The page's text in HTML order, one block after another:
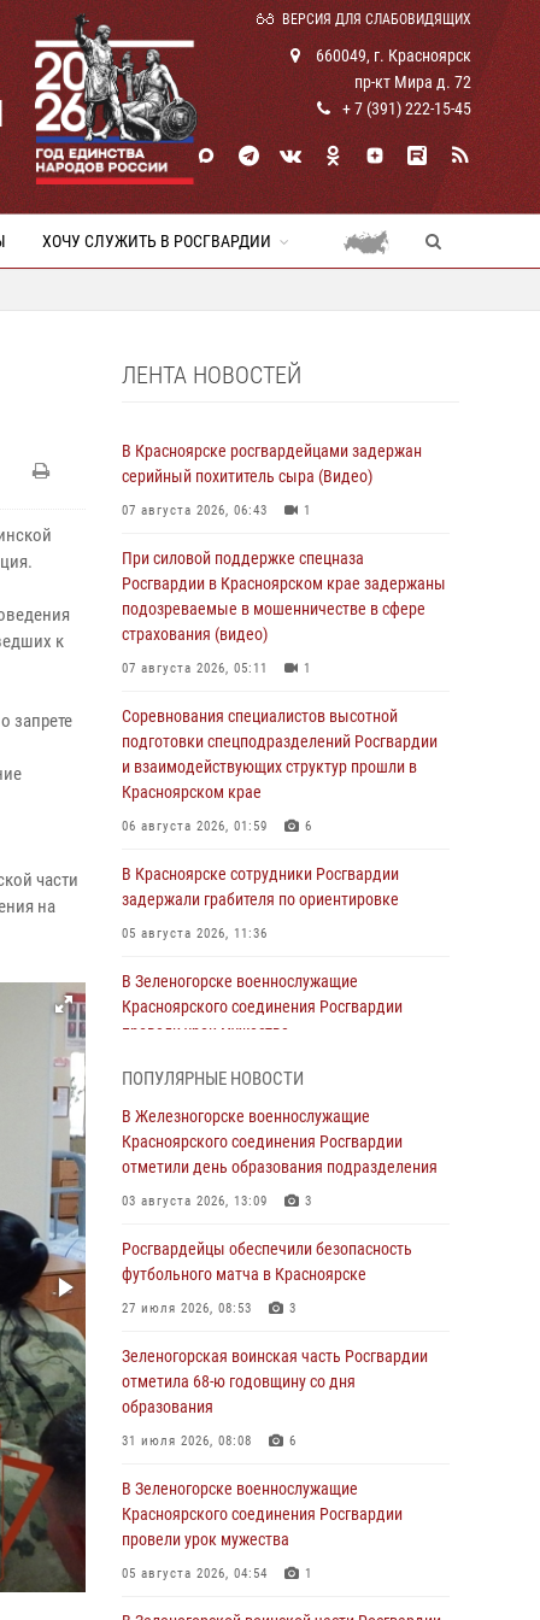
ВЕРСИЯ ДЛЯ СЛАБОВИДЯЩИХ
660049, г. Красноярск
пр-кт Мира д. 72
+ 7 (391) 222-15-45
ХОЧУ СЛУЖИТЬ В РОСГВАРДИИ
к
запрете
части
на
ЛЕНТА НОВОСТЕЙ
В Красноярске росгвардейцами задержан
серийный похититель сыра (Видео)
07 августа 2026, 06:43 1
При силовой поддержке спецназа
Росгвардии в Красноярском крае задержаны
подозреваемые в мошенничестве в сфере
страхования (видео)
07 августа 2026, 05:11 1
Соревнования специалистов высотной
подготовки спецподразделений Росгвардии
и взаимодействующих структур прошли в
Красноярском крае
06 августа 2026, 01:59 6
В Красноярске сотрудники Росгвардии
задержали грабителя по ориентировке
05 августа 2026, 11:36
В Зеленогорске военнослужащие
Красноярского соединения Росгвардии
провели урок мужества
В Красноярске взрывотехники
спецподразделения Росгвардии уничтожили
артиллерийский снаряд
05 августа 2026, 04:52 1
В Красноярске сотрудники
вневедомственной охраны Росгвардии
задержали подозреваемого в серии краж из
04 августа 2026, 09:57
Сотрудники Росгвардии обеспечили
общественный порядок во время
Дудинке
04 августа 2026, 08:36 1
В Красноярске сотрудники Росгвардии
супермаркета
ПОПУЛЯРНЫЕ НОВОСТИ
В Железногорске военнослужащие
Красноярского соединения Росгвардии
отметили день образования подразделения
03 августа 2026, 13:09 3
Росгвардейцы обеспечили безопасность
футбольного матча в Красноярске
27 июля 2026, 08:53 3
Зеленогорская воинская часть Росгвардии
отметила 68-ю годовщину со дня
образования
31 июля 2026, 08:08 6
В Зеленогорске военнослужащие
Красноярского соединения Росгвардии
провели урок мужества
05 августа 2026, 04:54 1